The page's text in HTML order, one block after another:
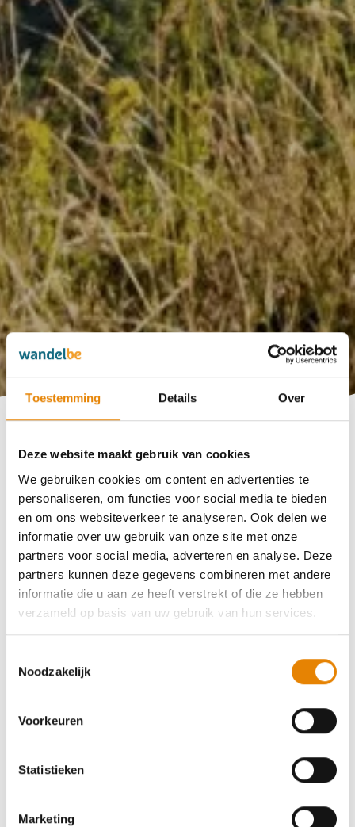
Toestemming Details Over
Deze website maakt gebruik van cookies
We gebruiken cookies om content en advertenties te
personaliseren, om functies voor social media te bieden
en om ons websiteverkeer te analyseren. Ook delen we
informatie over uw gebruik van onze site met onze
partners voor social media, adverteren en analyse. Deze
partners kunnen deze gegevens combineren met andere
informatie die u aan ze heeft verstrekt of die ze hebben
verzameld op basis van uw gebruik van hun services.
Noodzakelijk
Voorkeuren
Statistieken
Marketing
trainingsgidsen
Trainingstips
Download de Ultra Walker trainingsgids